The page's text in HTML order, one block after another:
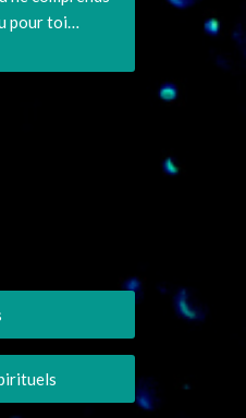
pour toi…